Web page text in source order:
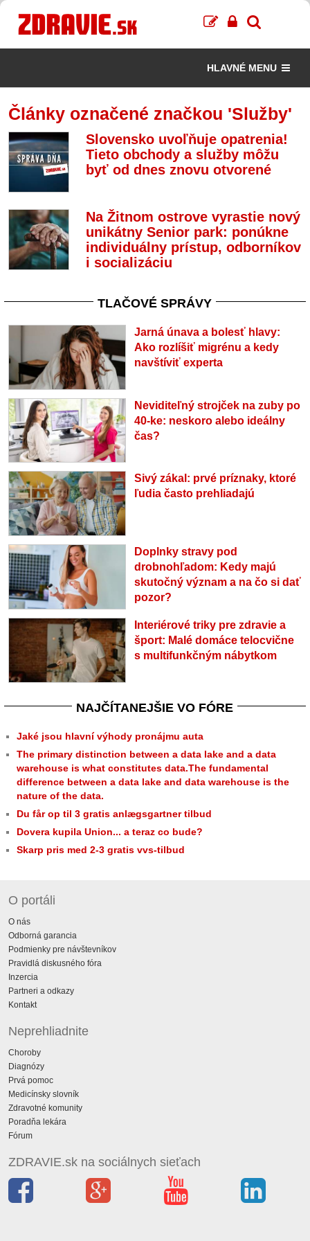
HLAVNÉ MENU
Články označené značkou 'Služby'
Slovensko uvoľňuje opatrenia!
Tieto obchody a služby môžu
byť od dnes znovu otvorené
Na Žitnom ostrove vyrastie nový
unikátny Senior park: ponúkne
individuálny prístup, odborníkov
i socializáciu
TLAČOVÉ SPRÁVY
Jarná únava a bolesť hlavy:
Ako rozlíšiť migrénu a kedy
navštíviť experta
Neviditeľný strojček na zuby po
40-ke: neskoro alebo ideálny
čas?
Sivý zákal: prvé príznaky, ktoré
ľudia často prehliadajú
Doplnky stravy pod
drobnohľadom: Kedy majú
skutočný význam a na čo si dať
pozor?
Interiérové triky pre zdravie a
šport: Malé domáce telocvične
s multifunkčným nábytkom
NAJČÍTANEJŠIE VO FÓRE
Jaké jsou hlavní výhody pronájmu auta
The primary distinction between a data lake and a data
warehouse is what constitutes data.The fundamental
difference between a data lake and data warehouse is the
nature of the data.
Du får op til 3 gratis anlægsgartner tilbud
Dovera kupila Union... a teraz co bude?
Skarp pris med 2-3 gratis vvs-tilbud
O portáli
O nás
Odborná garancia
Podmienky pre návštevníkov
Pravidlá diskusného fóra
Inzercia
Partneri a odkazy
Kontakt
Neprehliadnite
Choroby
Diagnózy
Prvá pomoc
Medicínsky slovník
Zdravotné komunity
Poradňa lekára
Fórum
ZDRAVIE.sk na sociálnych sieťach